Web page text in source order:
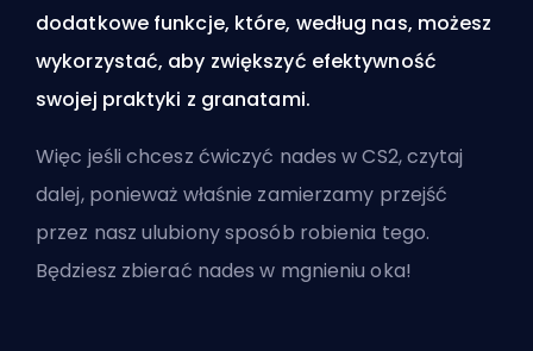
dodatkowe funkcje, które, według nas, możesz
wykorzystać, aby zwiększyć efektywność
swojej praktyki z granatami.
Więc jeśli chcesz ćwiczyć nades w CS2, czytaj
dalej, ponieważ właśnie zamierzamy przejść
przez nasz ulubiony sposób robienia tego.
Będziesz zbierać nades w mgnieniu oka!